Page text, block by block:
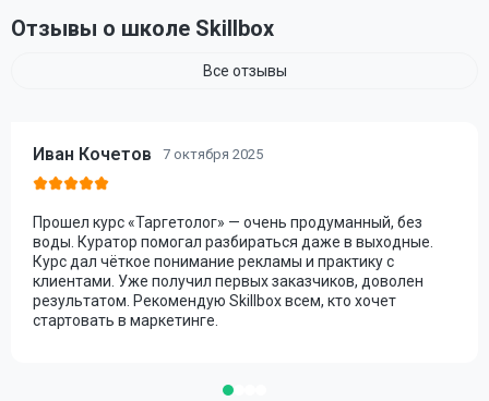
Отзывы о школе Skillbox
Все отзывы
Иван Кочетов 7 октября 2025
Прошел курс «Таргетолог» — очень продуманный, без
воды. Куратор помогал разбираться даже в выходные.
Курс дал чёткое понимание рекламы и практику с
клиентами. Уже получил первых заказчиков, доволен
результатом. Рекомендую Skillbox всем, кто хочет
стартовать в маркетинге.